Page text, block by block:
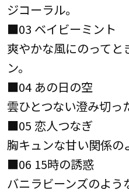
ジコーラル。
■03 ベイビーミント
爽やかな風にのって
ン。
■04 あの日の空
雲ひとつない澄み切っ
■05 恋人つなぎ
胸キュンな甘い関係の
■06 15時の誘惑
バニラビーンズのよ